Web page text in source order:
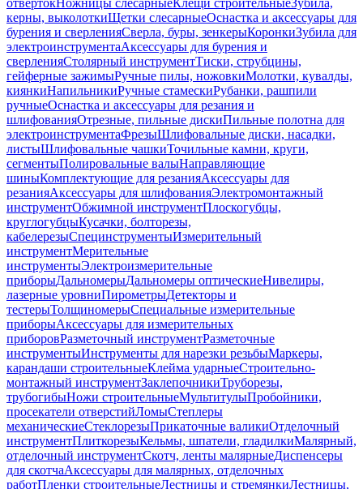
отвертокНожницы слесарныеКлещи строительныеЗубила,
керны, выколоткиЩетки слесарныеОснастка и аксессуары для
бурения и сверленияСверла, буры, зенкерыКоронкиЗубила для
электроинструментаАксессуары для бурения и
сверленияСтолярный инструментТиски, струбцины,
гейферные зажимыРучные пилы, ножовкиМолотки, кувалды,
киянкиНапильникиРучные стамескиРубанки, рашпили
ручныеОснастка и аксессуары для резания и
шлифованияОтрезные, пильные дискиПильные полотна для
электроинструментаФрезыШлифовальные диски, насадки,
листыШлифовальные чашкиТочильные камни, круги,
сегментыПолировальные валыНаправляющие
шиныКомплектующие для резанияАксессуары для
резанияАксессуары для шлифованияЭлектромонтажный
инструментОбжимной инструментПлоскогубцы,
круглогубцыКусачки, болторезы,
кабелерезыСпецинструментыИзмерительный
инструментМерительные
инструментыЭлектроизмерительные
приборыДальномерыДальномеры оптическиеНивелиры,
лазерные уровниПирометрыДетекторы и
тестерыТолщиномерыСпециальные измерительные
приборыАксессуары для измерительных
приборовРазметочный инструментРазметочные
инструментыИнструменты для нарезки резьбыМаркеры,
карандаши строительныеКлейма ударныеСтроительно-
монтажный инструментЗаклепочникиТруборезы,
трубогибыНожи строительныеМультитулыПробойники,
просекатели отверстийЛомыСтеплеры
механическиеСтеклорезыПрикаточные валикиОтделочный
инструментПлиткорезыКельмы, шпатели, гладилкиМалярный,
отделочный инструментСкотч, ленты малярныеДиспенсеры
для скотчаАксессуары для малярных, отделочных
работПленки строительныеЛестницы и стремянкиЛестницы,